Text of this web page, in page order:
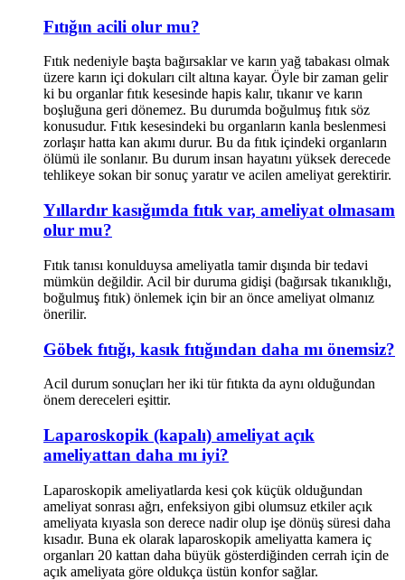
Fıtığın acili olur mu?
Fıtık nedeniyle başta bağırsaklar ve karın yağ tabakası olmak
üzere karın içi dokuları cilt altına kayar. Öyle bir zaman gelir
ki bu organlar fıtık kesesinde hapis kalır, tıkanır ve karın
boşluğuna geri dönemez. Bu durumda boğulmuş fıtık söz
konusudur. Fıtık kesesindeki bu organların kanla beslenmesi
zorlaşır hatta kan akımı durur. Bu da fıtık içindeki organların
ölümü ile sonlanır. Bu durum insan hayatını yüksek derecede
tehlikeye sokan bir sonuç yaratır ve acilen ameliyat gerektirir.
Yıllardır kasığımda fıtık var, ameliyat olmasam
olur mu?
Fıtık tanısı konulduysa ameliyatla tamir dışında bir tedavi
mümkün değildir. Acil bir duruma gidişi (bağırsak tıkanıklığı,
boğulmuş fıtık) önlemek için bir an önce ameliyat olmanız
önerilir.
Göbek fıtığı, kasık fıtığından daha mı önemsiz?
Acil durum sonuçları her iki tür fıtıkta da aynı olduğundan
önem dereceleri eşittir.
Laparoskopik (kapalı) ameliyat açık
ameliyattan daha mı iyi?
Laparoskopik ameliyatlarda kesi çok küçük olduğundan
ameliyat sonrası ağrı, enfeksiyon gibi olumsuz etkiler açık
ameliyata kıyasla son derece nadir olup işe dönüş süresi daha
kısadır. Buna ek olarak laparoskopik ameliyatta kamera iç
organları 20 kattan daha büyük gösterdiğinden cerrah için de
açık ameliyata göre oldukça üstün konfor sağlar.